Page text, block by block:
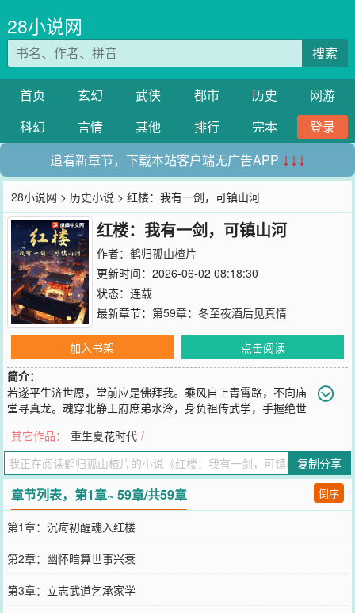
28小说网
搜索
首页 玄幻 武侠 都市 历史
网游
科幻
言情 其他 排行 完本
登录
追看新章节，下载本站客户端无广告APP ↓↓↓
28小说网 > 历史小说 > 红楼：我有一剑，可镇山河
红楼：我有一剑，可镇山河
作者： 鹤归孤山楂片
更新时间：2026-06-02 08:18:30
状态：连载
最新章节： 第59章：冬至夜酒后见真情
加入书架
点击阅读
简介：
若遂平生济世愿，堂前应是佛拜我。乘风自上青霄路，不向庙
堂寻真龙。魂穿北静王府庶弟水泠，身负祖传武学，手握绝世
钗红颜。旁人总要取舍两难？不好意思——都是我的！水泠：我可不
是那娇滴滴的水溶，有的是手段和力气！贾母：像咱们这样的中等人
家，可不就是陛下的家奴么。黛玉：这癞头王八从来就没安个好心，
偏偏还就离不开他！湘云：三哥哥最坏了，前几天还骗我说吃了这些
就能美容养颜！迎春：向来性子懦弱怕惹事，自打沾了三哥哥，再没
人敢拿捏欺负我。宝琴：阅尽江南神京世家子弟，也就他霸道又会哄
人，实在躲不开喽！
您要是觉得《 红楼：我有一剑，可镇山河
您QQ群和微博微信里的朋友推荐哦！
其它作品： 重生夏花时代 /
复制分享
章节列表，第1章~ 59章/共59章 倒序
第1章：沉疴初醒魂入红楼
第2章：幽怀暗算世事兴衰
第3章：立志武道乞承家学